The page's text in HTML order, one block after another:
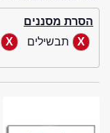
הסרת מסננים
תבשילים